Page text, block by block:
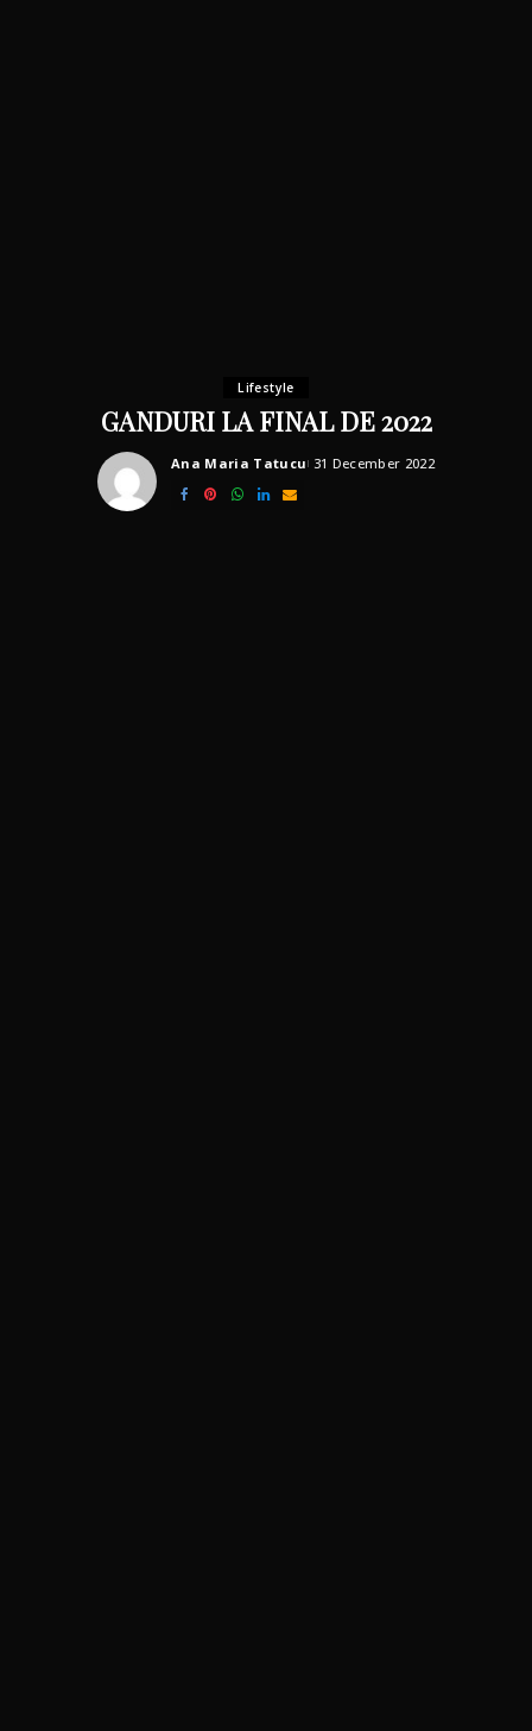
Lifestyle
GANDURI LA FINAL DE 2022
Ana Maria Tatucu 31 December 2022